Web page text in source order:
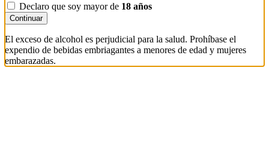
Declaro que soy mayor de 18 años
Continuar
El exceso de alcohol es perjudicial para la salud. Prohíbase el
expendio de bebidas embriagantes a menores de edad y mujeres
embarazadas.